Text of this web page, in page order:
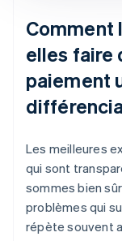
Comment
elles faire
paiement
Les meilleures
qui sont
sommes bien
problèmes qui
répète souvent